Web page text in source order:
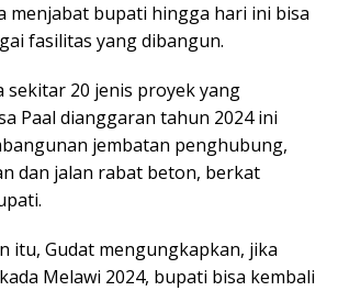
menjabat bupati hingga hari ini bisa
fasilitas yang dibangun.
sekitar 20 jenis proyek yang
Paal dianggaran tahun 2024 ini
jembatan penghubung,
dan jalan rabat beton, berkat
itu, Gudat mengungkapkan, jika
Melawi 2024, bupati bisa kembali